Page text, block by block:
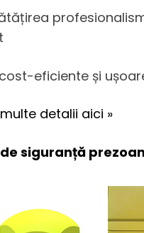
eficiente și
detalii aici »
siguranță